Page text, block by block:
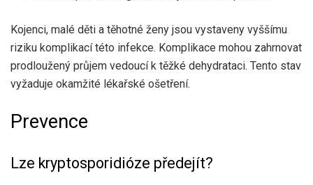
Kojenci, malé děti a těhotné ženy jsou vystaveny vyššímu
riziku komplikací této infekce. Komplikace mohou zahrnovat
prodloužený průjem vedoucí k těžké dehydrataci. Tento stav
vyžaduje okamžité lékařské ošetření.
Prevence
Lze kryptosporidióze předejít?